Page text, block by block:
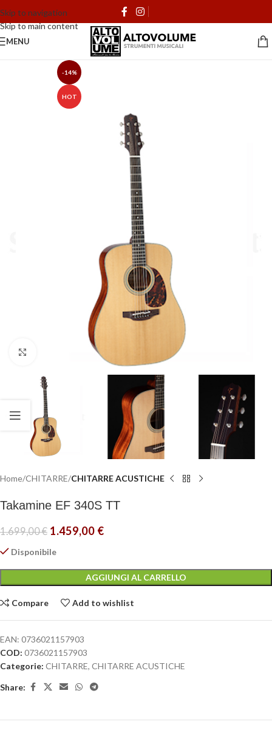
Skip to navigation
Skip to main content
MENU
-14%
HOT
Click to enlarge
Home CHITARRE CHITARRE ACUSTICHE
Takamine EF 340S TT
1.699,00€ 1.459,00 €
Disponibile
AGGIUNGI AL CARRELLO
Compare Add to wishlist
EAN: 0736021157903
COD: 0736021157903
Categorie: CHITARRE, CHITARRE ACUSTICHE
Share: